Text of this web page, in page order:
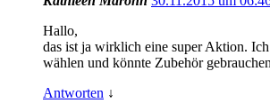
Hallo,
das ist ja wirklich eine super Aktion.
wählen und könnte Zubehör
Antworten ↓